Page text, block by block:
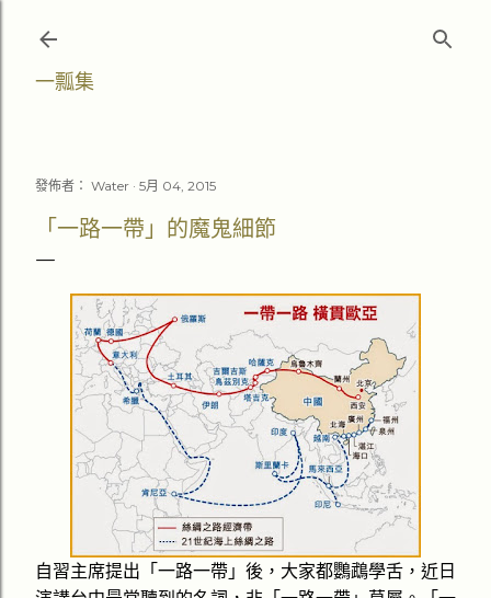
一瓢集
發佈者： Water 5月 04, 2015
「一路一帶」的魔鬼細節
自習主席提出 「一路一帶 」 後，大家都鸚鵡學舌，近日